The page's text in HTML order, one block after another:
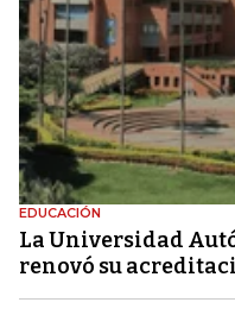
EDUCACIÓN
La Universidad
renovó su